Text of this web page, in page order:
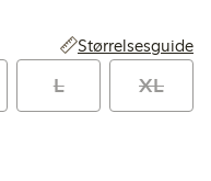
Størrelsesguide
L XL